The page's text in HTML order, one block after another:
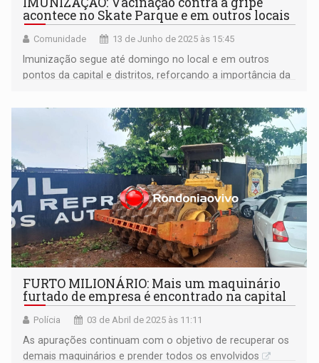
acontece no Skate Parque e em outros locais
Comunidade 13 de Junho de 2025 às 15:45
Imunização segue até domingo no local e em outros
pontos da capital e distritos, reforçando a importância da
FURTO MILIONÁRIO: Mais um maquinário
furtado de empresa é encontrado na capital
Polícia 03 de Abril de 2025 às 11:11
As apurações continuam com o objetivo de recuperar os
demais maquinários e prender todos os envolvidos